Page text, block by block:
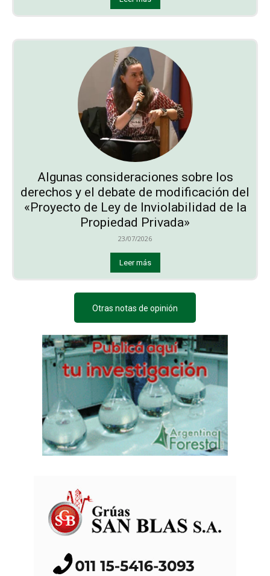
Algunas consideraciones sobre los
derechos y el debate de modificación del
«Proyecto de Ley de Inviolabilidad de la
Propiedad Privada»
23/07/2026
Leer más
Otras notas de opinión